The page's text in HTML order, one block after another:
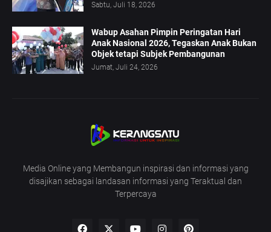
Sabtu, Juli 18, 2026
Wabup Asahan Pimpin Peringatan Hari
Anak Nasional 2026, Tegaskan Anak Bukan
Objek tetapi Subjek Pembangunan
Jumat, Juli 24, 2026
Media Online yang Membangun inspirasi dan informasi yang
disajikan sebagai landasan informasi yang Teraktual dan
Terpercaya